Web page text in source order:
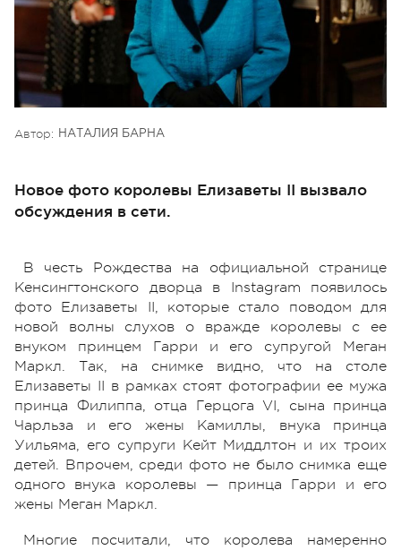
Автор: НАТАЛИЯ БАРНА
Новое фото королевы Елизаветы II вызвало
обсуждения в сети.
В честь Рождества на официальной странице
Кенсингтонского дворца в Instagram появилось
фото Елизаветы II, которые стало поводом для
новой волны слухов о вражде королевы с ее
внуком принцем Гарри и его супругой Меган
Маркл. Так, на снимке видно, что на столе
Елизаветы II в рамках стоят фотографии ее мужа
принца Филиппа, отца Герцога VI, сына принца
Чарльза и его жены Камиллы, внука принца
Уильяма, его супруги Кейт Миддлтон и их троих
детей. Впрочем, среди фото не было снимка еще
одного внука королевы — принца Гарри и его
жены Меган Маркл.
Многие посчитали, что королева намеренно